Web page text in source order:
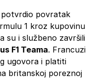
potvrdio povratak
1 kroz kupovinu
su i službeno završili
F1 Teama. Francuzi
ugovora i platiti
britanskoj poreznoj